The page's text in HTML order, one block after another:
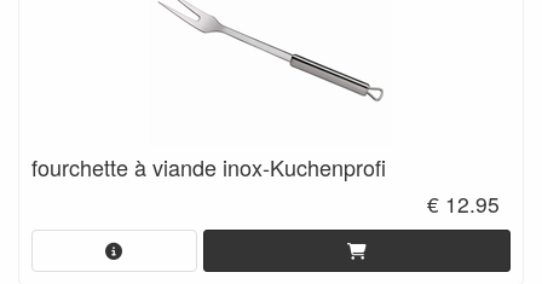
fourchette à viande inox-Kuchenprofi
€ 12.95